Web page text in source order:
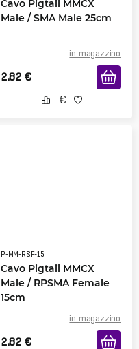
Cavo Pigtail MMCX
Male / SMA Male 25cm
in magazzino
2.82 €
P-MM-RSF-15
Cavo Pigtail MMCX
Male / RPSMA Female
15cm
in magazzino
2.82 €